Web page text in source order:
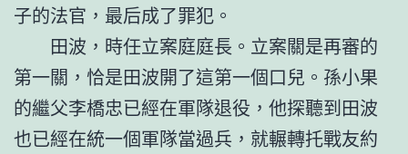
子的法官，最后成了罪犯。
田波，時任立案庭庭長。立案關是再審的
第一關，恰是田波開了這第一個口兒。孫小果
的繼父李橋忠已經在軍隊退役，他探聽到田波
也已經在統一個軍隊當過兵，就輾轉托戰友約